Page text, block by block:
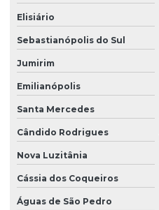
Elisiário
Sebastianópolis do Sul
Jumirim
Emilianópolis
Santa Mercedes
Cândido Rodrigues
Nova Luzitânia
Cássia dos Coqueiros
Águas de São Pedro